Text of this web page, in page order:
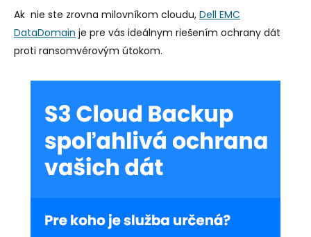
Ak nie ste zrovna milovníkom cloudu, Dell EMC
DataDomain je pre vás ideálnym riešením ochrany dát
proti ransomvérovým útokom.